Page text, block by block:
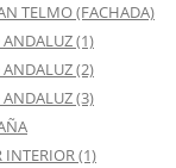
TELMO (FACHADA)
(1)
(2)
(3)
INTERIOR (1)